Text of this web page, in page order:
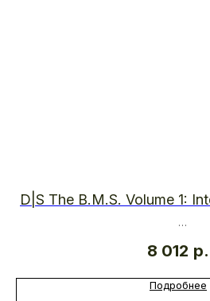
D|S The B.M.S. Volume 1:
8 012 р.
Подробнее